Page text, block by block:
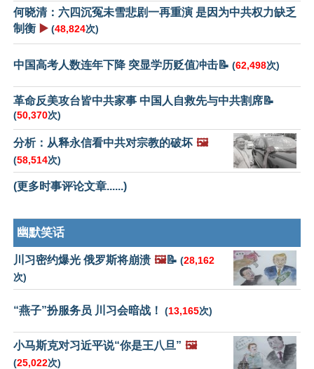
何晓清：六四沉冤未雪悲剧一再重演 是因为中共权力缺乏
制衡 ▶️ (48,824次)
中国高考人数连年下降 突显学历贬值冲击📝 (62,498次)
革命反美攻台皆中共家事 中国人自救先与中共割席📝
(50,370次)
分析：从释永信看中共对宗教的破坏 🖼️
(58,514次)
(更多时事评论文章......)
幽默笑话
川习密约爆光 俄罗斯将崩溃 🖼️📝 (28,162
次)
“燕子”扮服务员 川习会暗战！ (13,165次)
小马斯克对习近平说“你是王八旦” 🖼️
(25,022次)